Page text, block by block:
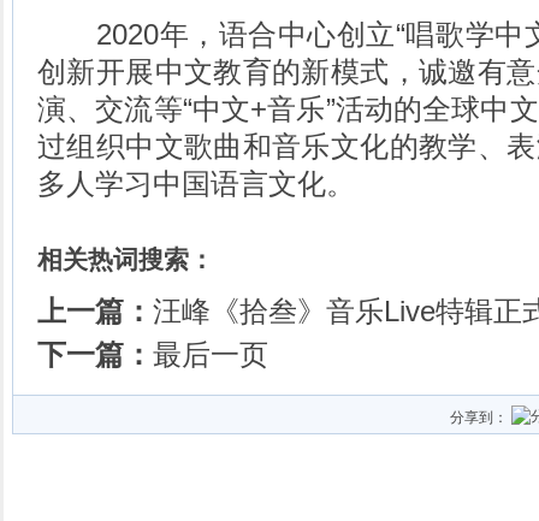
2020年，语合中心创立“唱歌学中
创新开展中文教育的新模式，诚邀有
演、交流等“中文+音乐”活动的全球中
过组织中文歌曲和音乐文化的教学、
多人学习中国语言文化。
相关热词搜索：
上一篇： 汪峰《拾叁》音乐Live特辑正
下一篇： 最后一页
分享到：